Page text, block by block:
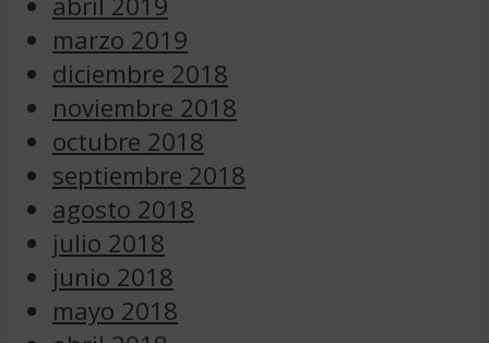
marzo 2019
diciembre 2018
noviembre 2018
octubre 2018
septiembre 2018
agosto 2018
julio 2018
junio 2018
mayo 2018